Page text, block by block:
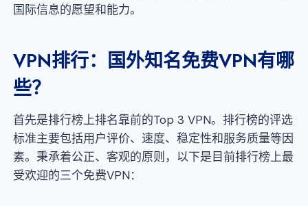
国际信息的愿望和能力。
VPN排行：国外知名免费VPN有哪
些？
首先是排行榜上排名靠前的Top 3 VPN。排行榜的评选
标准主要包括用户评价、速度、稳定性和服务质量等因
素。秉承着公正、客观的原则，以下是目前排行榜上最
受欢迎的三个免费VPN：